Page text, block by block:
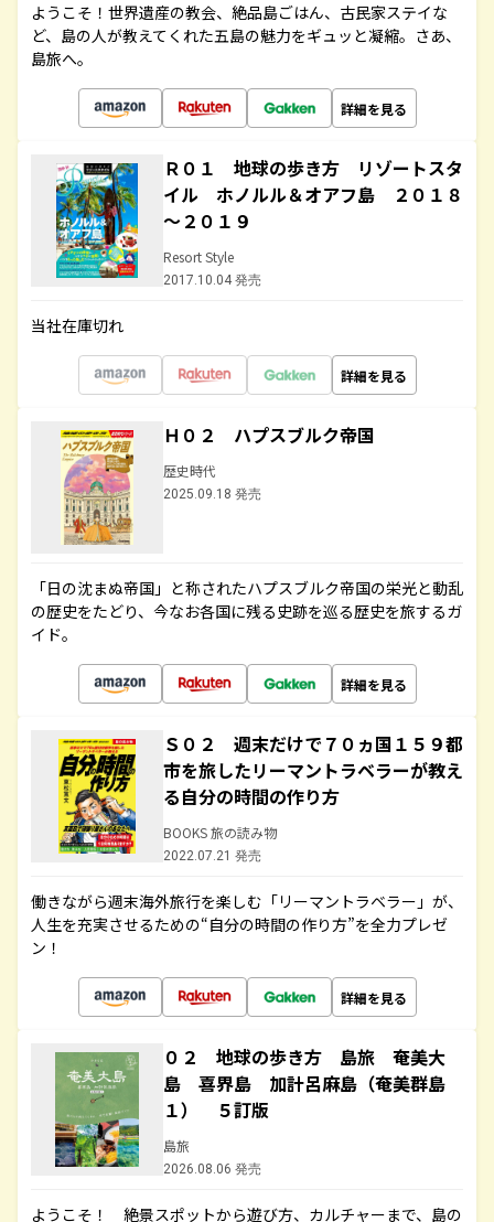
ようこそ！世界遺産の教会、絶品島ごはん、古民家ステイな
ど、島の人が教えてくれた五島の魅力をギュッと凝縮。さあ、
島旅へ。
詳細を見る
Ｒ０１ 地球の歩き方 リゾートスタ
イル ホノルル＆オアフ島 ２０１８
～２０１９
Resort Style
2017.10.04 発売
当社在庫切れ
詳細を見る
Ｈ０２ ハプスブルク帝国
歴史時代
2025.09.18 発売
「日の沈まぬ帝国」と称されたハプスブルク帝国の栄光と動乱
の歴史をたどり、今なお各国に残る史跡を巡る歴史を旅するガ
イド。
詳細を見る
Ｓ０２ 週末だけで７０ヵ国１５９都
市を旅したリーマントラベラーが教え
る自分の時間の作り方
BOOKS 旅の読み物
2022.07.21 発売
働きながら週末海外旅行を楽しむ「リーマントラベラー」が、
人生を充実させるための“自分の時間の作り方”を全力プレゼ
ン！
詳細を見る
０２ 地球の歩き方 島旅 奄美大
島 喜界島 加計呂麻島（奄美群島
１） ５訂版
島旅
2026.08.06 発売
ようこそ！ 絶景スポットから遊び方、カルチャーまで、島の